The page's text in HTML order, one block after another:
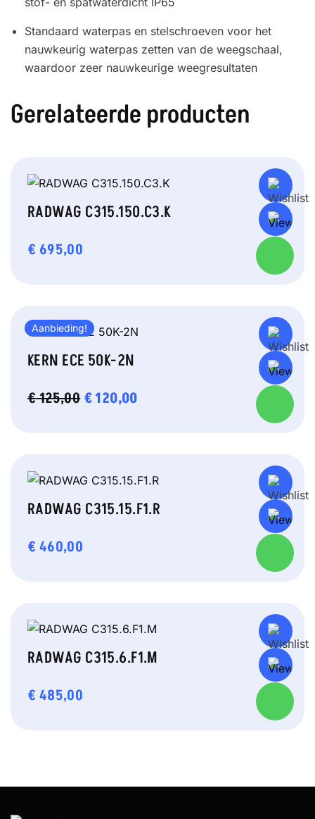
Standaard waterpas en stelschroeven voor het
nauwkeurig waterpas zetten van de weegschaal,
waardoor zeer nauwkeurige weegresultaten
Gerelateerde producten
RADWAG C315.150.C3.K
€ 695,00
Aanbieding!
KERN ECE 50K-2N
€125,00 OORSPRONKELIJKE
€120,00HUIDIGE
RADWAG C315.15.F1.R
€ 460,00
RADWAG C315.6.F1.M
€ 485,00